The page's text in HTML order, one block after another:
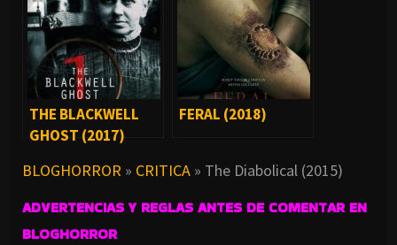
THE BLACKWELL
GHOST (2017)
FERAL (2018)
BLOGHORROR » CRITICA » The Diabolical (2015)
ADVERTENCIAS Y REGLAS ANTES DE COMENTAR EN
BLOGHORROR